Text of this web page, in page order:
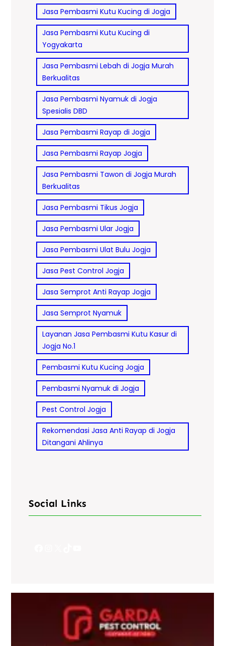
Jasa Pembasmi Kutu Kucing di Jogja
Jasa Pembasmi Kutu Kucing di
Yogyakarta
Jasa Pembasmi Lebah di Jogja Murah
Berkualitas
Jasa Pembasmi Nyamuk di Jogja
Spesialis DBD
Jasa Pembasmi Rayap di Jogja
Jasa Pembasmi Rayap Jogja
Jasa Pembasmi Tawon di Jogja Murah
Berkualitas
Jasa Pembasmi Tikus Jogja
Jasa Pembasmi Ular Jogja
Jasa Pembasmi Ulat Bulu Jogja
Jasa Pest Control Jogja
Jasa Semprot Anti Rayap Jogja
Jasa Semprot Nyamuk
Layanan Jasa Pembasmi Kutu Kasur di
Jogja No.1
Pembasmi Kutu Kucing Jogja
Pembasmi Nyamuk di Jogja
Pest Control Jogja
Rekomendasi Jasa Anti Rayap di Jogja
Ditangani Ahlinya
Social Links